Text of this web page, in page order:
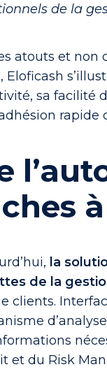
de la
atouts et non
, Eloficash
sa facilité
rapide
la
de la
clients.
et du Risk